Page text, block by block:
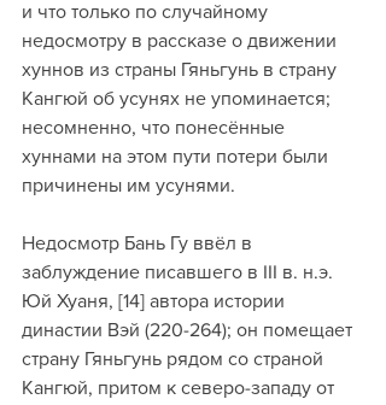
и что только по случайному
недосмотру в рассказе о движении
хуннов из страны Гяньгунь в страну
Кангюй об усунях не упоминается;
несомненно, что понесённые
хуннами на этом пути потери были
причинены им усунями.
Недосмотр Бань Гу ввёл в
заблуждение писавшего в III в. н.э.
Юй Хуаня, [14] автора истории
династии Вэй (220-264); он помещает
страну Гяньгунь рядом со страной
Кангюй, притом к северо-западу от